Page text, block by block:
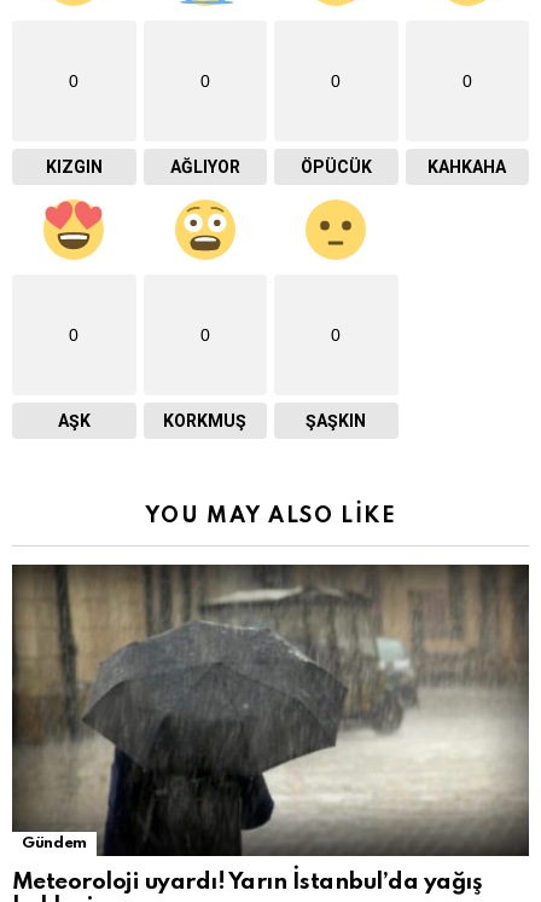
0
KIZGIN
0
AĞLIYOR
0
ÖPÜCÜK
0
KAHKAHA
0
AŞK
0
KORKMUŞ
0
ŞAŞKIN
YOU MAY ALSO LIKE
Gündem
Meteoroloji uyardı! Yarın İstanbul’da yağış